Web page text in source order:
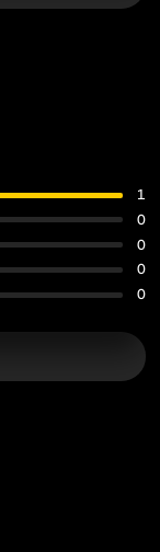
1
0
0
0
0